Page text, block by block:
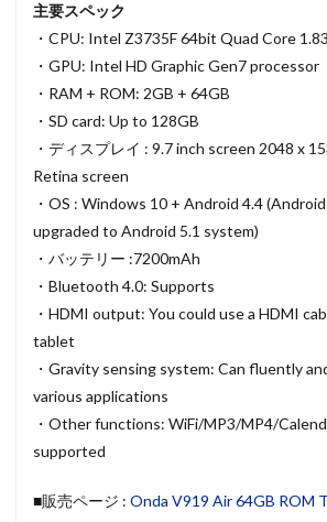
主要スペック
・CPU: Intel Z3735F 64bit Quad Core
・GPU: Intel HD Graphic Gen7 processor
・RAM + ROM: 2GB + 64GB
・SD card: Up to 128GB
・ディスプレイ : 9.7 inch screen 2048 x
Retina screen
・OS : Windows 10 + Android 4.4
upgraded to Android 5.1 system)
・バッテリー :7200mAh
・Bluetooth 4.0: Supports
・HDMI output: You could use a HDMI
tablet
・Gravity sensing system: Can fluently
various applications
・Other functions: WiFi/MP3/MP4/
supported
■販売ページ : Onda V919 Air 64GB ROM